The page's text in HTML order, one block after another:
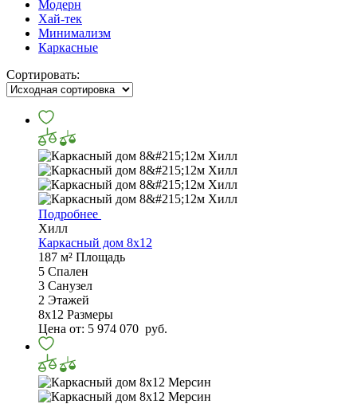
Модерн
Хай-тек
Минимализм
Каркасные
Сортировать:
Подробнее
Хилл
Каркасный дом 8х12
187 м² Площадь
5 Спален
3 Санузел
2 Этажей
8х12 Размеры
Цена от: 5 974 070 руб.